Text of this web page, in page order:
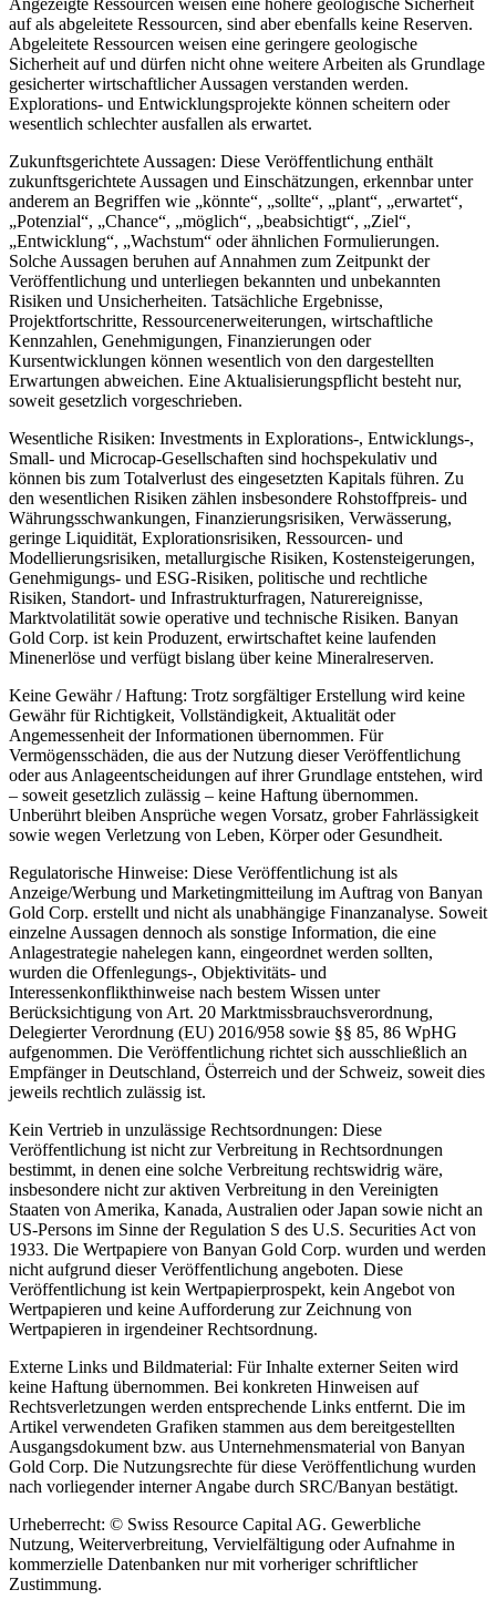
auf als abgeleitete Ressourcen, sind aber ebenfalls keine Reserven.
Abgeleitete Ressourcen weisen eine geringere geologische
Sicherheit auf und dürfen nicht ohne weitere Arbeiten als Grundlage
gesicherter wirtschaftlicher Aussagen verstanden werden.
Explorations- und Entwicklungsprojekte können scheitern oder
wesentlich schlechter ausfallen als erwartet.
Zukunftsgerichtete Aussagen: Diese Veröffentlichung enthält
zukunftsgerichtete Aussagen und Einschätzungen, erkennbar unter
anderem an Begriffen wie „könnte“, „sollte“, „plant“, „erwartet“,
„Potenzial“, „Chance“, „möglich“, „beabsichtigt“, „Ziel“,
„Entwicklung“, „Wachstum“ oder ähnlichen Formulierungen.
Solche Aussagen beruhen auf Annahmen zum Zeitpunkt der
Veröffentlichung und unterliegen bekannten und unbekannten
Risiken und Unsicherheiten. Tatsächliche Ergebnisse,
Projektfortschritte, Ressourcenerweiterungen, wirtschaftliche
Kennzahlen, Genehmigungen, Finanzierungen oder
Kursentwicklungen können wesentlich von den dargestellten
Erwartungen abweichen. Eine Aktualisierungspflicht besteht nur,
soweit gesetzlich vorgeschrieben.
Wesentliche Risiken: Investments in Explorations-, Entwicklungs-,
Small- und Microcap-Gesellschaften sind hochspekulativ und
können bis zum Totalverlust des eingesetzten Kapitals führen. Zu
den wesentlichen Risiken zählen insbesondere Rohstoffpreis- und
Währungsschwankungen, Finanzierungsrisiken, Verwässerung,
geringe Liquidität, Explorationsrisiken, Ressourcen- und
Modellierungsrisiken, metallurgische Risiken, Kostensteigerungen,
Genehmigungs- und ESG-Risiken, politische und rechtliche
Risiken, Standort- und Infrastrukturfragen, Naturereignisse,
Marktvolatilität sowie operative und technische Risiken. Banyan
Gold Corp. ist kein Produzent, erwirtschaftet keine laufenden
Minenerlöse und verfügt bislang über keine Mineralreserven.
Keine Gewähr / Haftung: Trotz sorgfältiger Erstellung wird keine
Gewähr für Richtigkeit, Vollständigkeit, Aktualität oder
Angemessenheit der Informationen übernommen. Für
Vermögensschäden, die aus der Nutzung dieser Veröffentlichung
oder aus Anlageentscheidungen auf ihrer Grundlage entstehen, wird
– soweit gesetzlich zulässig – keine Haftung übernommen.
Unberührt bleiben Ansprüche wegen Vorsatz, grober Fahrlässigkeit
sowie wegen Verletzung von Leben, Körper oder Gesundheit.
Regulatorische Hinweise: Diese Veröffentlichung ist als
Anzeige/Werbung und Marketingmitteilung im Auftrag von Banyan
Gold Corp. erstellt und nicht als unabhängige Finanzanalyse. Soweit
einzelne Aussagen dennoch als sonstige Information, die eine
Anlagestrategie nahelegen kann, eingeordnet werden sollten,
wurden die Offenlegungs-, Objektivitäts- und
Interessenkonflikthinweise nach bestem Wissen unter
Berücksichtigung von Art. 20 Marktmissbrauchsverordnung,
Delegierter Verordnung (EU) 2016/958 sowie §§ 85, 86 WpHG
aufgenommen. Die Veröffentlichung richtet sich ausschließlich an
Empfänger in Deutschland, Österreich und der Schweiz, soweit dies
jeweils rechtlich zulässig ist.
Kein Vertrieb in unzulässige Rechtsordnungen: Diese
Veröffentlichung ist nicht zur Verbreitung in Rechtsordnungen
bestimmt, in denen eine solche Verbreitung rechtswidrig wäre,
insbesondere nicht zur aktiven Verbreitung in den Vereinigten
Staaten von Amerika, Kanada, Australien oder Japan sowie nicht an
US-Persons im Sinne der Regulation S des U.S. Securities Act von
1933. Die Wertpapiere von Banyan Gold Corp. wurden und werden
nicht aufgrund dieser Veröffentlichung angeboten. Diese
Veröffentlichung ist kein Wertpapierprospekt, kein Angebot von
Wertpapieren und keine Aufforderung zur Zeichnung von
Wertpapieren in irgendeiner Rechtsordnung.
Externe Links und Bildmaterial: Für Inhalte externer Seiten wird
keine Haftung übernommen. Bei konkreten Hinweisen auf
Rechtsverletzungen werden entsprechende Links entfernt. Die im
Artikel verwendeten Grafiken stammen aus dem bereitgestellten
Ausgangsdokument bzw. aus Unternehmensmaterial von Banyan
Gold Corp. Die Nutzungsrechte für diese Veröffentlichung wurden
nach vorliegender interner Angabe durch SRC/Banyan bestätigt.
Urheberrecht: © Swiss Resource Capital AG. Gewerbliche
Nutzung, Weiterverbreitung, Vervielfältigung oder Aufnahme in
kommerzielle Datenbanken nur mit vorheriger schriftlicher
Zustimmung.